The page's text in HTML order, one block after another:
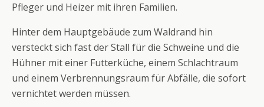
Pfleger und Heizer mit ihren Familien.
Hinter dem Hauptgebäude zum Waldrand hin
versteckt sich fast der Stall für die Schweine und die
Hühner mit einer Futterküche, einem Schlachtraum
und einem Verbrennungsraum für Abfälle, die sofort
vernichtet werden müssen.